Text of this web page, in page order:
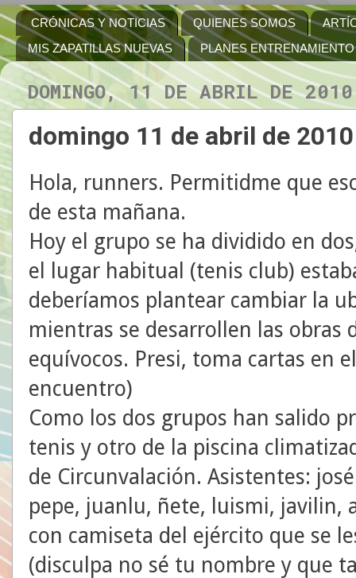
CRÓNICAS Y NOTICIAS QUIENES SOMOS
MIS ZAPATILLAS NUEVAS
PLANES ENTRENAMIENTO
DOMINGO, 11 DE ABRIL DE 2010
domingo 11 de abril de 2010
Hola, runners. Permitidme que
de esta mañana.
Hoy el grupo se ha dividido en
el lugar habitual (tenis club)
deberíamos plantear cambiar la
mientras se desarrollen las obras
equívocos. Presi, toma cartas en
encuentro)
Como los dos grupos han salido
tenis y otro de la piscina
de Circunvalación. Asistentes:
pepe, juanlu, ñete, luismi, javilin,
con camiseta del ejército que se
(disculpa no sé tu nombre y que